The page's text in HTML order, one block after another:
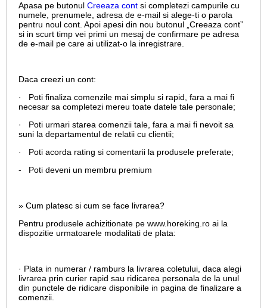
Apasa pe butonul Creeaza cont si completezi campurile cu
numele, prenumele, adresa de e-mail si alege-ti o parola
pentru noul cont. Apoi apesi din nou butonul „Creeaza cont”
si in scurt timp vei primi un mesaj de confirmare pe adresa
de e-mail pe care ai utilizat-o la inregistrare.
Daca creezi un cont:
· Poti finaliza comenzile mai simplu si rapid, fara a mai fi
necesar sa completezi mereu toate datele tale personale;
· Poti urmari starea comenzii tale, fara a mai fi nevoit sa
suni la departamentul de relatii cu clientii;
· Poti acorda rating si comentarii la produsele preferate;
- Poti deveni un membru premium
» Cum platesc si cum se face livrarea?
Pentru produsele achizitionate pe www.horeking.ro ai la
dispozitie urmatoarele modalitati de plata:
· Plata in numerar / ramburs la livrarea coletului, daca alegi
livrarea prin curier rapid sau ridicarea personala de la unul
din punctele de ridicare disponibile in pagina de finalizare a
comenzii.